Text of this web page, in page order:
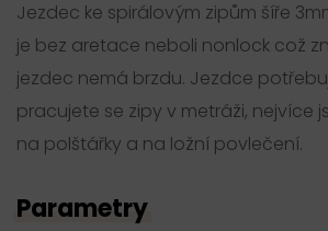
Jezdec ke spirálovým zipům šíře
je bez aretace neboli nonlock což
jezdec nemá brzdu. Jezdce
pracujete se zipy v metráži, nejvíce
na polštářky a na ložní povlečení.
Parametry